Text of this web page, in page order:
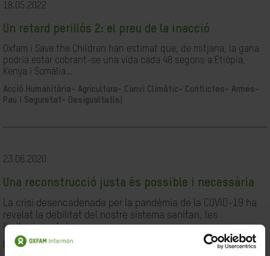
18.05.2022
Un retard perillós 2: el preu de la inacció
Oxfam i Save the Children han estimat que, de mitjana, la gana
podria estar cobrant-se una vida cada 48 segons a Etiòpia,
Kenya i Somàlia...
Acció Humanitària- Agricultura- Canvi Climàtic-
Conflictes- Armes-
Pau i Seguretat-
Desigualtat(s)
23.06.2020
Una reconstrucció justa és possible i necessària
La crisi desencadenada per la pandèmia de la COVID-19 ha
revelat la debilitat del nostre sistema sanitari, les
limitacions de les...
Desigualtat(s)